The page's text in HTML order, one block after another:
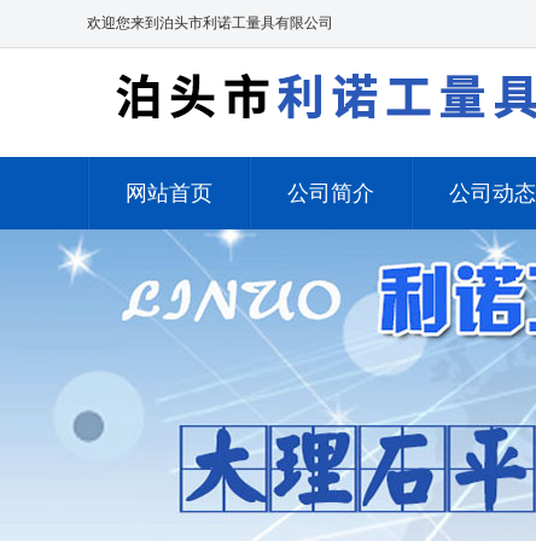
欢迎您来到泊头市利诺工量具有限公司
网站首页 公司简介 公司动态